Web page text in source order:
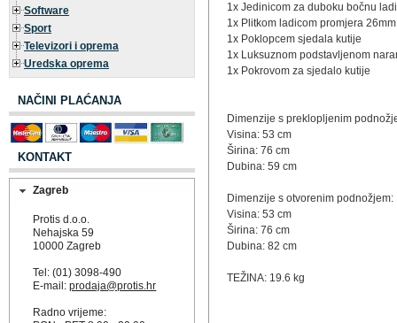
Software
Sport
Televizori i oprema
Uredska oprema
NAČINI PLAĆANJA
KONTAKT
Zagreb
Protis d.o.o.
Nehajska 59
10000 Zagreb
Tel: (01) 3098-490
E-mail:prodaja@protis.hr
Radno vrijeme:
1x Jedinicom za duboku bočnu
1x Plitkom ladicom promjera 26mm
1x Poklopcem sjedala kutije
1x Luksuznom podstavljenom
1x Pokrovom za sjedalo kutije
Dimenzije s preklopljenim
Visina: 53 cm
Širina: 76 cm
Dubina: 59 cm
Dimenzije s otvorenim podnožjem:
Visina: 53 cm
Širina: 76 cm
Dubina: 82 cm
TEŽINA: 19.6 kg